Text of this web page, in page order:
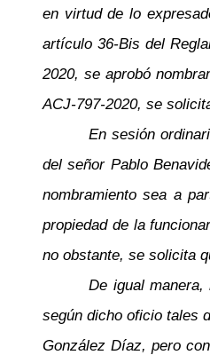
en virtud de lo
artículo 36-Bis del
2020, se aprobó
ACJ-797-2020, se
En sesión
del señor Pablo
nombramiento sea a
propiedad de la
no obstante, se solicita
De igual
según dicho oficio tales
González Díaz, pero